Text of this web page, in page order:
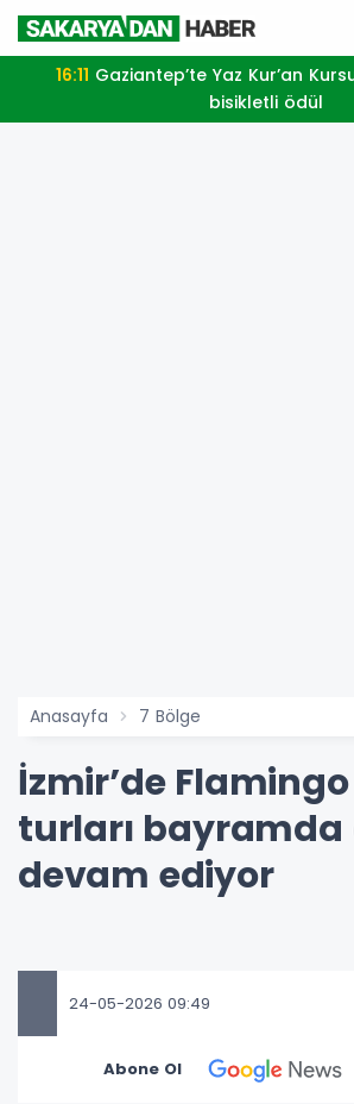
16:11
bisikletli ödül
Anasayfa 7 Bölge
İzmir’de
turları bayramda
devam ediyor
24-05-2026 09:49
Abone Ol